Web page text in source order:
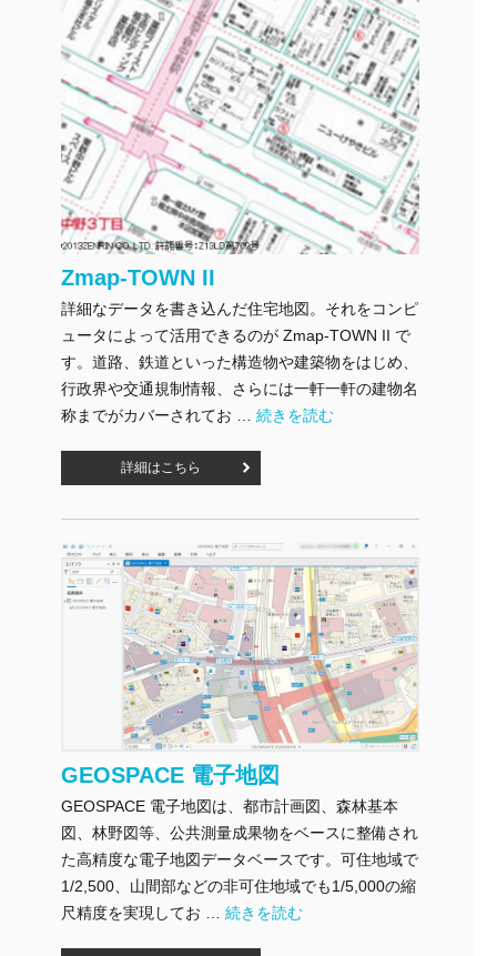
Zmap-TOWN II
詳細なデータを書き込んだ住宅地図。それをコンピ
ュータによって活用できるのが Zmap-TOWN II で
す。道路、鉄道といった構造物や建築物をはじめ、
行政界や交通規制情報、さらには一軒一軒の建物名
称までがカバーされてお … "Zmap-TOWN II" の
続きを読む
詳細はこちら
GEOSPACE 電子地図
GEOSPACE 電子地図は、都市計画図、森林基本
図、林野図等、公共測量成果物をベースに整備され
た高精度な電子地図データベースです。可住地域で
1/2,500、山間部などの非可住地域でも1/5,000の縮
尺精度を実現してお … "GEOSPACE 電子地図" の
続きを読む